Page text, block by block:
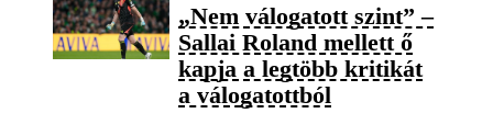
„Nem válogatott szint” –
Sallai Roland mellett ő
kapja a legtöbb kritikát
a válogatottból